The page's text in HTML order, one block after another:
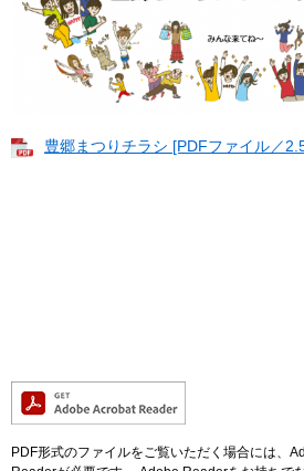
豊郷まつりチラシ [PDFファイル／
PDF形式のファイルをご覧いただく場合には、